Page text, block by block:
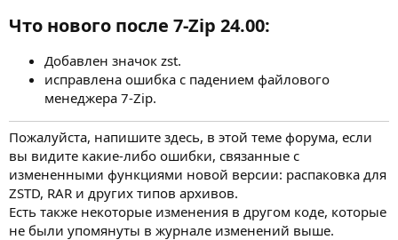
Что нового после 7-Zip 24.00:​
Добавлен значок zst.
исправлена ошибка с падением файлового
менеджера 7-Zip.
Пожалуйста, напишите здесь, в этой теме форума, если
вы видите какие-либо ошибки, связанные с
измененными функциями новой версии: распаковка для
ZSTD, RAR и других типов архивов.
Есть также некоторые изменения в другом коде, которые
не были упомянуты в журнале изменений выше.